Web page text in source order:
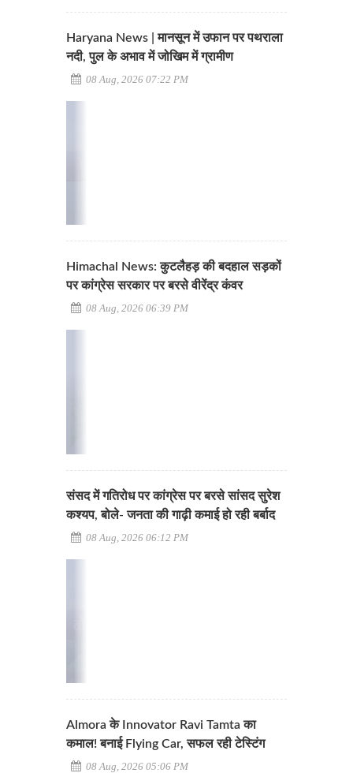
Haryana News | मानसून में उफान पर पथराला
नदी, पुल के अभाव में जोखिम में ग्रामीण
08 Aug, 2026 07:22 PM
Himachal News: कुटलैहड़ की बदहाल सड़कों
पर कांग्रेस सरकार पर बरसे वीरेंद्र कंवर
08 Aug, 2026 06:39 PM
संसद में गतिरोध पर कांग्रेस पर बरसे सांसद सुरेश
कश्यप, बोले- जनता की गाढ़ी कमाई हो रही बर्बाद
08 Aug, 2026 06:12 PM
Almora के Innovator Ravi Tamta का
कमाल! बनाई Flying Car, सफल रही टेस्टिंग
08 Aug, 2026 05:06 PM